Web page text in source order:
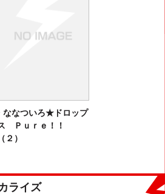
ななついろ★ドロップ
Ｐｕｒｅ！！
（２）
ライズ